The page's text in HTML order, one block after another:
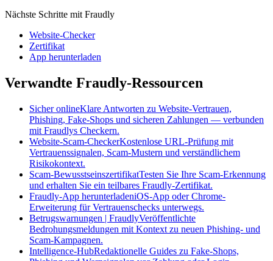
Nächste Schritte mit Fraudly
Website-Checker
Zertifikat
App herunterladen
Verwandte Fraudly-Ressourcen
Sicher onlineKlare Antworten zu Website-Vertrauen,
Phishing, Fake-Shops und sicheren Zahlungen — verbunden
mit Fraudlys Checkern.
Website-Scam-CheckerKostenlose URL-Prüfung mit
Vertrauenssignalen, Scam-Mustern und verständlichem
Risikokontext.
Scam-BewusstseinszertifikatTesten Sie Ihre Scam-Erkennung
und erhalten Sie ein teilbares Fraudly-Zertifikat.
Fraudly-App herunterladeniOS-App oder Chrome-
Erweiterung für Vertrauenschecks unterwegs.
Betrugswarnungen | FraudlyVeröffentlichte
Bedrohungsmeldungen mit Kontext zu neuen Phishing- und
Scam-Kampagnen.
Intelligence-HubRedaktionelle Guides zu Fake-Shops,